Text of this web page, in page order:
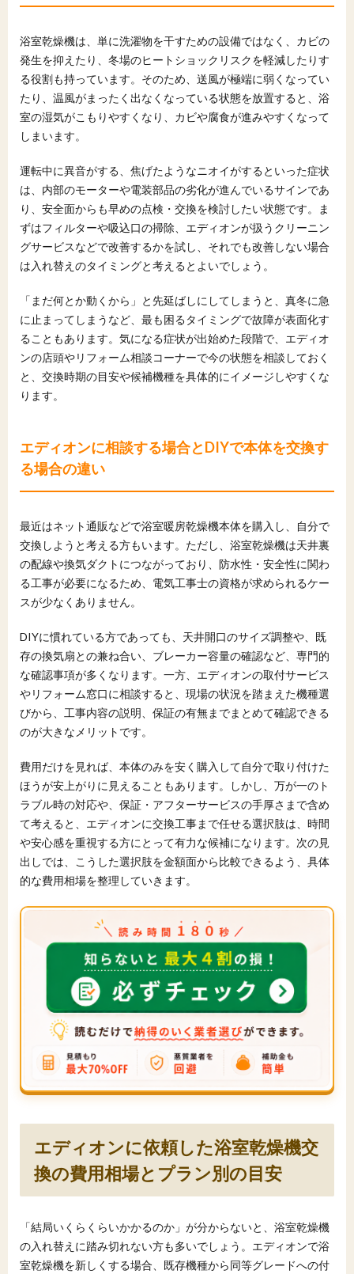
浴室乾燥機は、単に洗濯物を干すための設備ではなく、カビの
発生を抑えたり、冬場のヒートショックリスクを軽減したりす
る役割も持っています。そのため、送風が極端に弱くなってい
たり、温風がまったく出なくなっている状態を放置すると、浴
室の湿気がこもりやすくなり、カビや腐食が進みやすくなって
しまいます。
運転中に異音がする、焦げたようなニオイがするといった症状
は、内部のモーターや電装部品の劣化が進んでいるサインであ
り、安全面からも早めの点検・交換を検討したい状態です。ま
ずはフィルターや吸込口の掃除、エディオンが扱うクリーニン
グサービスなどで改善するかを試し、それでも改善しない場合
は入れ替えのタイミングと考えるとよいでしょう。
「まだ何とか動くから」と先延ばしにしてしまうと、真冬に急
に止まってしまうなど、最も困るタイミングで故障が表面化す
ることもあります。気になる症状が出始めた段階で、エディオ
ンの店頭やリフォーム相談コーナーで今の状態を相談しておく
と、交換時期の目安や候補機種を具体的にイメージしやすくな
ります。
エディオンに相談する場合とDIYで本体を交換す
る場合の違い
最近はネット通販などで浴室暖房乾燥機本体を購入し、自分で
交換しようと考える方もいます。ただし、浴室乾燥機は天井裏
の配線や換気ダクトにつながっており、防水性・安全性に関わ
る工事が必要になるため、電気工事士の資格が求められるケー
スが少なくありません。
DIYに慣れている方であっても、天井開口のサイズ調整や、既
存の換気扇との兼ね合い、ブレーカー容量の確認など、専門的
な確認事項が多くなります。一方、エディオンの取付サービス
やリフォーム窓口に相談すると、現場の状況を踏まえた機種選
びから、工事内容の説明、保証の有無までまとめて確認できる
のが大きなメリットです。
費用だけを見れば、本体のみを安く購入して自分で取り付けた
ほうが安上がりに見えることもあります。しかし、万が一のト
ラブル時の対応や、保証・アフターサービスの手厚さまで含め
て考えると、エディオンに交換工事まで任せる選択肢は、時間
や安心感を重視する方にとって有力な候補になります。次の見
出しでは、こうした選択肢を金額面から比較できるよう、具体
的な費用相場を整理していきます。
エディオンに依頼した浴室乾燥機交
換の費用相場とプラン別の目安
「結局いくらくらいかかるのか」が分からないと、浴室乾燥機
の入れ替えに踏み切れない方も多いでしょう。エディオンで浴
室乾燥機を新しくする場合、既存機種から同等グレードへの付